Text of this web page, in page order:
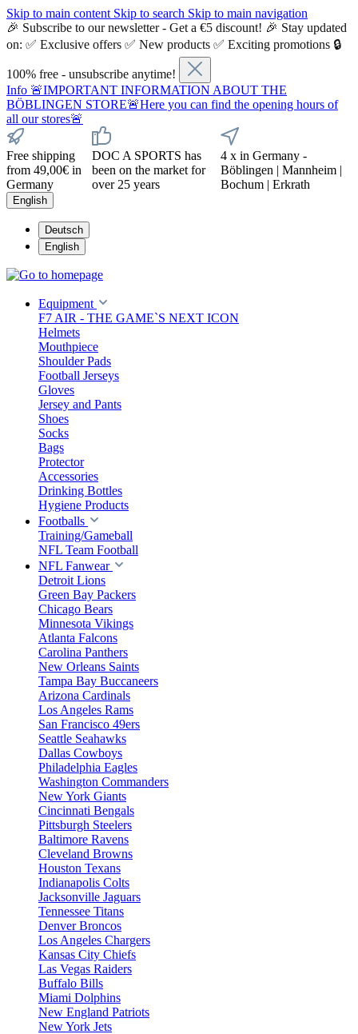
Skip to main content Skip to search Skip to main navigation
🎉 Subscribe to our newsletter - Get a €5 discount! 🎉 Stay updated
on: ✅ Exclusive offers ✅ New products ✅ Exciting promotions 🔒
100% free - unsubscribe anytime!
Info 🚨IMPORTANT INFORMATION ABOUT THE
BÖBLINGEN STORE🚨Here you can find the opening hours of
all our stores🚨
Free shipping
from 49,00€ in
Germany
DOC A SPORTS has
been on the market for
over 25 years
4 x in Germany -
Böblingen | Mannheim |
Bochum | Erkrath
English
Deutsch
English
Equipment
F7 AIR - THE GAME`S NEXT ICON
Helmets
Mouthpiece
Shoulder Pads
Football Jerseys
Gloves
Jersey and Pants
Shoes
Socks
Bags
Protector
Accessories
Drinking Bottles
Hygiene Products
Footballs
Training/Gameball
NFL Team Football
NFL Fanwear
Detroit Lions
Green Bay Packers
Chicago Bears
Minnesota Vikings
Atlanta Falcons
Carolina Panthers
New Orleans Saints
Tampa Bay Buccaneers
Arizona Cardinals
Los Angeles Rams
San Francisco 49ers
Seattle Seahawks
Dallas Cowboys
Philadelphia Eagles
Washington Commanders
New York Giants
Cincinnati Bengals
Pittsburgh Steelers
Baltimore Ravens
Cleveland Browns
Houston Texans
Indianapolis Colts
Jacksonville Jaguars
Tennessee Titans
Denver Broncos
Los Angeles Chargers
Kansas City Chiefs
Las Vegas Raiders
Buffalo Bills
Miami Dolphins
New England Patriots
New York Jets